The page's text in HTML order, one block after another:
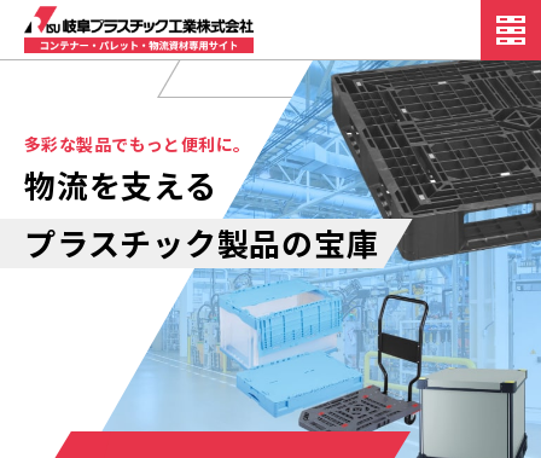
多彩な製品でもっと便利に。
物流を支える
プラスチック製品の宝庫